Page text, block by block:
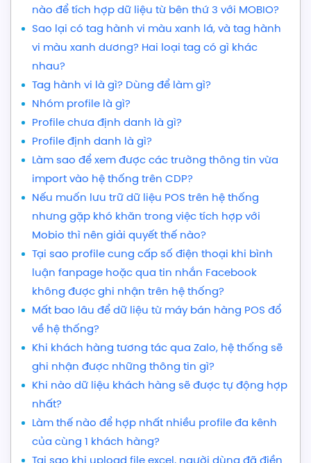
nào để tích hợp dữ liệu từ bên thứ 3 với MOBIO?
Sao lại có tag hành vi màu xanh lá, và tag hành
vi màu xanh dương? Hai loại tag có gì khác
nhau?
Tag hành vi là gì? Dùng để làm gì?
Nhóm profile là gì?
Profile chưa định danh là gì?
Profile định danh là gì?
Làm sao để xem được các trường thông tin vừa
import vào hệ thống trên CDP?
Nếu muốn lưu trữ dữ liệu POS trên hệ thống
nhưng gặp khó khăn trong việc tích hợp với
Mobio thì nên giải quyết thế nào?
Tại sao profile cung cấp số điện thoại khi bình
luận fanpage hoặc qua tin nhắn Facebook
không được ghi nhận trên hệ thống?
Mất bao lâu để dữ liệu từ máy bán hàng POS đổ
về hệ thống?
Khi khách hàng tương tác qua Zalo, hệ thống sẽ
ghi nhận được những thông tin gì?
Khi nào dữ liệu khách hàng sẽ được tự động hợp
nhất?
Làm thế nào để hợp nhất nhiều profile đa kênh
của cùng 1 khách hàng?